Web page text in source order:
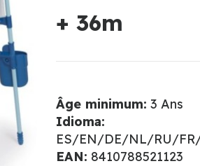
+ 36m
Âge minimum: 3 Ans
Idioma:
ES/EN/DE/NL/RU/
EAN: 8410788521123